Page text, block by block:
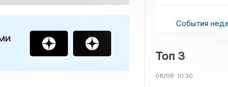
События
Топ 3
06/08 10:30